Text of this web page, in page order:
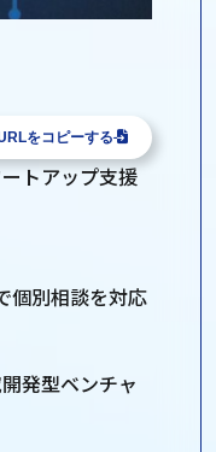
をコピーする
トアップ支援
個別相談を対応
発型ベンチャ